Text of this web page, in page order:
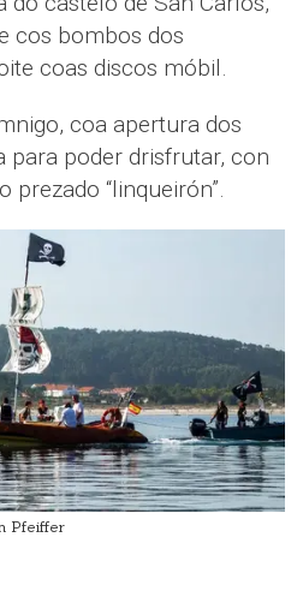
cos bombos dos
coas discos móbil.
coa apertura dos
para poder drisfrutar, con
prezado “linqueirón”.
Pfeiffer